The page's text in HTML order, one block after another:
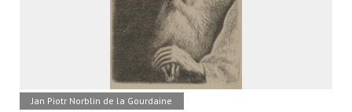
Jan Piotr Norblin de la Gourdaine